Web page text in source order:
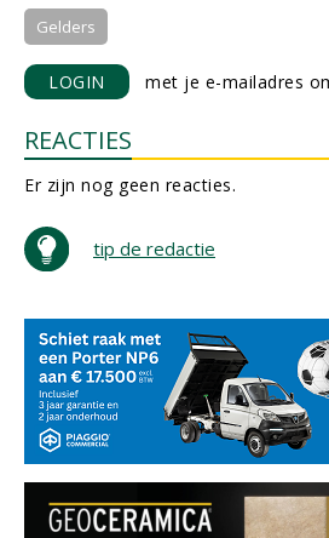
Gelders
LOGIN met je e-mailadres
REACTIES
Er zijn nog geen reacties.
tip de redactie